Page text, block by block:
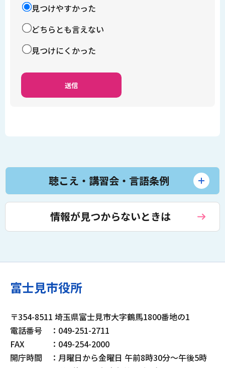
見つけやすかった
どちらとも言えない
見つけにくかった
聴こえ・講習会・言語条例
情報が見つからないときは
富士見市役所
〒354-8511 埼玉県富士見市大字鶴馬1800番地の1
電話番号
：049-251-2711
FAX
：049-254-2000
開庁時間
：月曜日から金曜日 午前8時30分～午後5時